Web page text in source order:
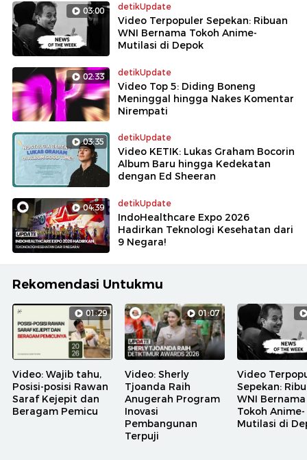
03:00 detikUpdate
Video Terpopuler Sepekan: Ribuan
WNI Bernama Tokoh Anime-
Mutilasi di Depok
02:33 detikUpdate
Video Top 5: Diding Boneng
Meninggal hingga Nakes Komentar
Nirempati
03:35 detikUpdate
Video KETIK: Lukas Graham Bocorin
Album Baru hingga Kedekatan
dengan Ed Sheeran
04:39 detikUpdate
IndoHealthcare Expo 2026
Hadirkan Teknologi Kesehatan dari
9 Negara!
Rekomendasi Untukmu
01:29
Video: Wajib tahu,
Posisi-posisi Rawan
Saraf Kejepit dan
Beragam Pemicu
01:07
Video: Sherly
Tjoanda Raih
Anugerah Program
Inovasi
Pembangunan
Terpuji
Video
Sepekan:
WNI Bernama
Tokoh Anime-
Mutilasi di